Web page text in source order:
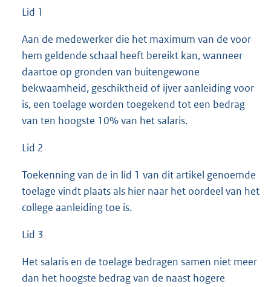
Lid 1
Aan de medewerker die het maximum van de voor
hem geldende schaal heeft bereikt kan, wanneer
daartoe op gronden van buitengewone
bekwaamheid, geschiktheid of ijver aanleiding voor
is, een toelage worden toegekend tot een bedrag
van ten hoogste 10% van het salaris.
Lid 2
Toekenning van de in lid 1 van dit artikel genoemde
toelage vindt plaats als hier naar het oordeel van het
college aanleiding toe is.
Lid 3
Het salaris en de toelage bedragen samen niet meer
dan het hoogste bedrag van de naast hogere